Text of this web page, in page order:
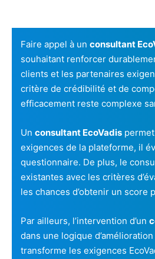
Faire appel à un consultant
souhaitant renforcer
clients et les partenaires
critère de crédibilité et de
efficacement reste complexe
Un consultant EcoVadis
exigences de la plateforme, il
questionnaire. De plus, le
existantes avec les critères
les chances d’obtenir un score
Par ailleurs, l’intervention d’un
dans une logique
transforme les exigences